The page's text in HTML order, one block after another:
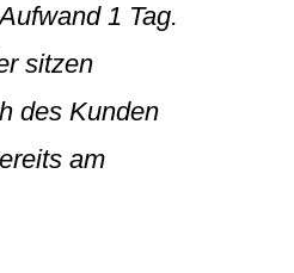
1 Tag.
sitzen
des Kunden
am